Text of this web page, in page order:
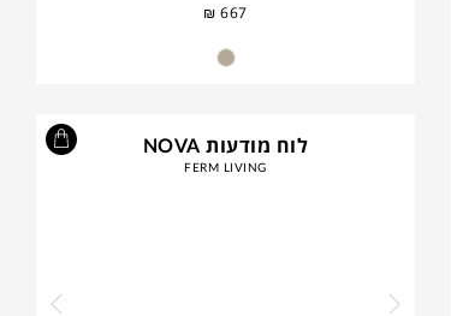
₪ 667
לוח מודעות NOVA
FERM LIVING